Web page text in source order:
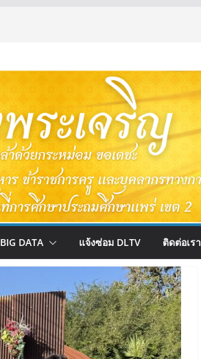
BIG DATA แจ้งซ่อม DLTV ติดต่อเรา